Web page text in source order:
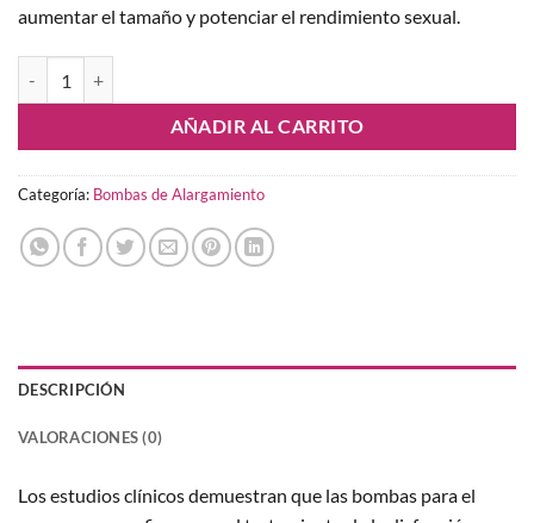
aumentar el tamaño y potenciar el rendimiento sexual.
AÑADIR AL CARRITO
Categoría: Bombas de Alargamiento
DESCRIPCIÓN
VALORACIONES (0)
Los estudios clínicos demuestran que las bombas para el